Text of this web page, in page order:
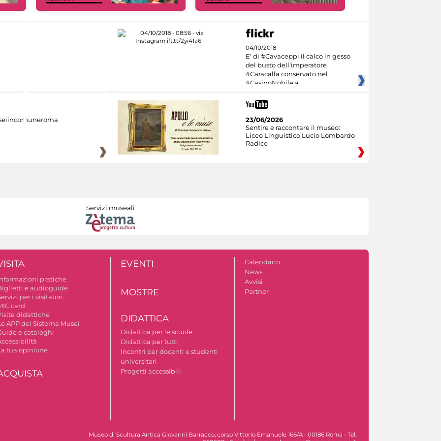
04/10/2018
E' di #Cavaceppi il calco in gesso
del busto dell’imperatore
#Caracalla conservato nel
#CasinoNobile a
23/06/2026
Sentire e raccontare il museo:
Liceo Linguistico Lucio Lombardo
Radice
Servizi museali
pratiche
e audioguide
per i visitatori
card
didattiche
APP del Sistema Musei
e cataloghi
tua opinione
EVENTI
MOSTRE
DIDATTICA
Didattica per le scuole
Didattica per tutti
Incontri per docenti e studenti
universitari
Progetti accessibili
Calendario
News
Avvisi
Partner
Museo di Scultura Antica Giovanni Barracco, corso Vittorio Emanuele 166/A - 00186 Roma - Tel.